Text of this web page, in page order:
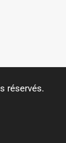
réservés.